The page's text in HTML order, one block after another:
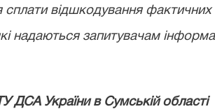
сплати відшкодування
надаються запитувачам
ДСА України в Сумській області